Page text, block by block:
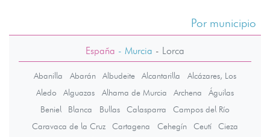
Por municipio
España - Murcia - Lorca
Abanilla Abarán Albudeite Alcantarilla
Alcázares, Los
Aledo
Alguazas Alhama de Murcia Archena
Águilas
Beniel
Blanca Bullas Calasparra
Campos del Río
Caravaca de la Cruz
Cartagena Cehegín Ceutí
Cieza